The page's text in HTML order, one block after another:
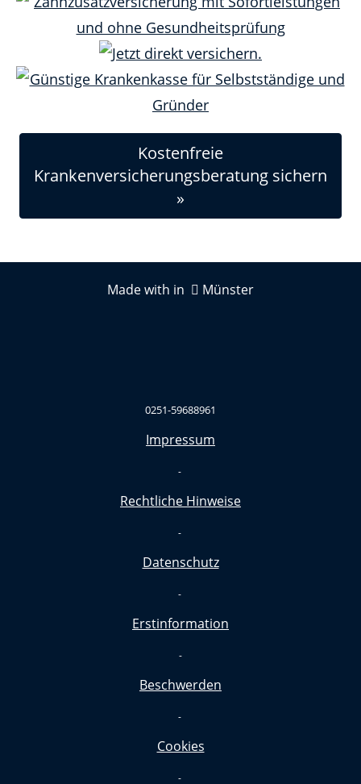
Kostenfreie
Krankenversicherungsberatung sichern
»
Made with in Münster
0251-59688961
Impressum
-
Rechtliche Hinweise
-
Datenschutz
-
Erstinformation
-
Beschwerden
-
Cookies
-